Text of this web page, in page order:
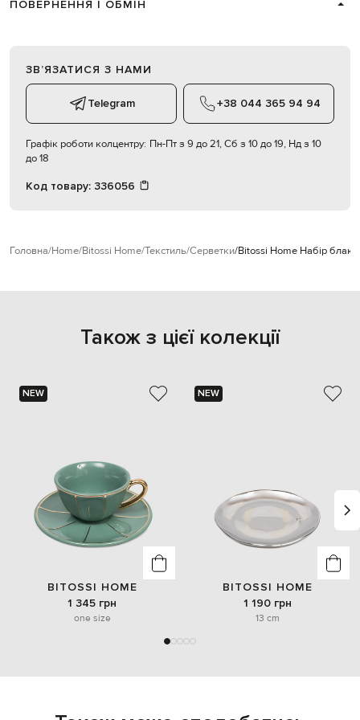
ПОВЕРНЕННЯ І ОБМІН
ЗВʼЯЗАТИСЯ З НАМИ
Telegram +38 044 365 94 94
Графік роботи колцентру: Пн-Пт з 9 до 21, Сб з 10 до 19, Нд з 10
до 18
Код товару: 336056
Головна Home Bitossi Home Текстиль Серветки Bitossi Home Набір
Також з цієї колекції
NEW
BITOSSI HOME
1 345 грн
one size
NEW
BITOSSI HOME
1 190 грн
13 cm